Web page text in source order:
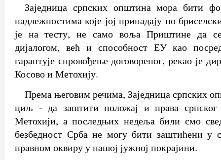
Заједница српских општина мора бити
надлежностима које јој припадају по
је на тесту, не само воља Приштине да
дијалогом, већ и способност ЕУ као
гарантује спровођење договореног, рекао је
Косово и Метохију.
Према његовим речима, Заједница српских
циљ - да заштити положај и права
Метохији, а последњих недеља били смо
безбедност Срба не могу бити заштићени у
правном оквиру у нашој јужној покрајини.